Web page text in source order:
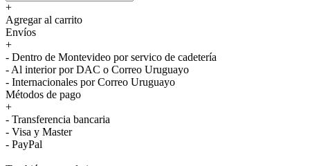
+
Agregar al carrito
Envíos
+
- Dentro de Montevideo por servico de cadetería
- Al interior por DAC o Correo Uruguayo
- Internacionales por Correo Uruguayo
Métodos de pago
+
- Transferencia bancaria
- Visa y Master
- PayPal